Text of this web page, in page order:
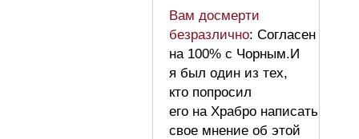
Вам досмерти
безразлично: Согласен
на 100% с Чорным.И
я был один из тех,
кто попросил
его на Храбро написать
свое мнение об этой